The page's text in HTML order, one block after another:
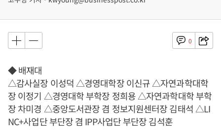
0
◆ 배재대
△감사실장 이성덕 △경영대학장 이신규 △자연과학대학
장 이정기 △경영대학 부학장 정희용 △자연과학대학 부학
장 차미경 △중앙도서관장 겸 정보지원센터장 김태석 △LI
NC+사업단 부단장 겸 IPP사업단 부단장 김석훈